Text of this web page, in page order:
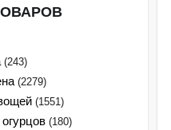
(243)
(2279)
(1551)
(180)